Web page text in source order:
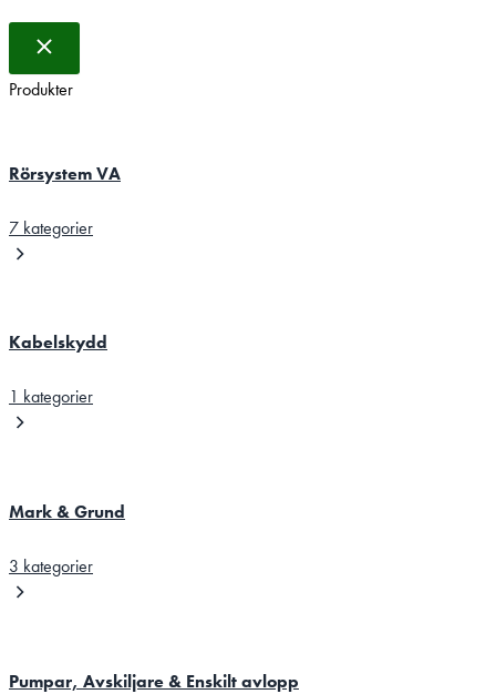
Produkter
Rörsystem VA
7 kategorier
Kabelskydd
1 kategorier
Mark & Grund
3 kategorier
Pumpar, Avskiljare & Enskilt avlopp